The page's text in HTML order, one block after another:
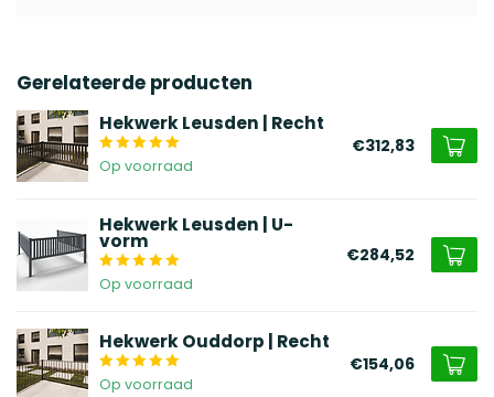
Gerelateerde producten
Hekwerk Leusden | Recht
Op voorraad
€312,83
Hekwerk Leusden | U-
vorm
Op voorraad
€284,52
Hekwerk Ouddorp | Recht
Op voorraad
€154,06